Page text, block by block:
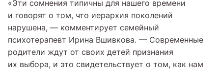
«Эти сомнения типичны для нашего времени
и говорят о том, что иерархия поколений
нарушена, — комментирует семейный
психотерапевт Ирина Вшивкова. — Современные
родители ждут от своих детей признания
их выбора, и это свидетельствует о том, как нам